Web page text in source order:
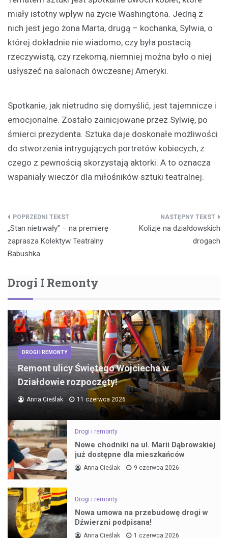
miały istotny wpływ na życie Washingtona. Jedną z
nich jest jego żona Marta, drugą – kochanka, Sylwia, o
której dokładnie nie wiadomo, czy była postacią
rzeczywistą, czy rzekomą, niemniej można było o niej
usłyszeć na salonach ówczesnej Ameryki.
Spotkanie, jak nietrudno się domyślić, jest tajemnicze i
emocjonalne. Zostało zainicjowane przez Sylwię, po
śmierci prezydenta. Sztuka daje doskonałe możliwości
do stworzenia intrygujących portretów kobiecych, z
czego z pewnością skorzystają aktorki. A to oznacza
wspaniały wieczór dla miłośników sztuki teatralnej.
Nawigacja
wpisu
„Stan nietrwały” – na premierę
zaprasza Kolektyw Teatralny
Babushka
Kolizje na działdowskich
drogach
Drogi I Remonty
DROGI I REMONTY
Remont ulicy Świętego Wojciecha w
Działdowie rozpoczęty!
Anna Cieślak 11 czerwca 2026
Drogi i remonty
Nowe chodniki na ul. Marii Dąbrowskiej
już dostępne dla mieszkańców
Anna Cieślak 9 czerwca 2026
Drogi i remonty
Nowa umowa na przebudowę drogi w
Dźwierzni podpisana!
Anna Cieślak 1 czerwca 2026